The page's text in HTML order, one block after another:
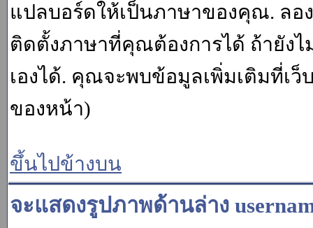
แปลบอร์ดให้เป็นภาษาของคุณ. ลอง
ติดตั้งภาษาที่คุณต้องการได้ ถ้ายัง
เองได้. คุณจะพบข้อมูลเพิ่มเติมที่เว็
ของหน้า)
ขึ้นไปข้างบน
จะแสดงรูปภาพด้านล่าง